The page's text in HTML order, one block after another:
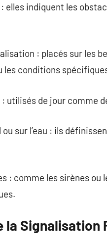
elles indiquent les
: placés sur les
les conditions
utilisés de jour comme
sur l’eau : ils
: comme les sirènes
la Signalisation